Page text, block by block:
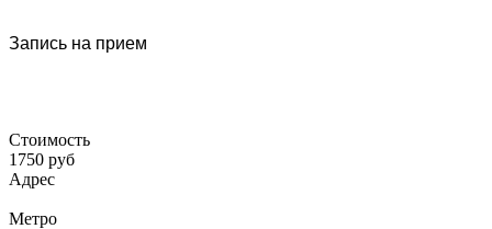
Запись на прием
Стоимость
1750 руб
Адрес
Метро